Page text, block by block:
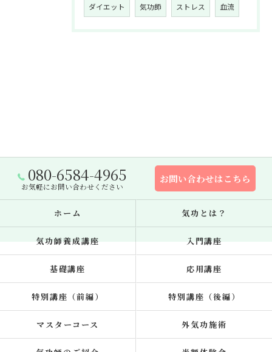
ダイエット 気功師 ストレス 血流
080-6584-4965
お気軽にお問い合わせください
お問い合わせはこちら
ホーム 気功とは？
気功師養成講座 入門講座
基礎講座 応用講座
特別講座（前編） 特別講座（後編）
マスターコース 外気功施術